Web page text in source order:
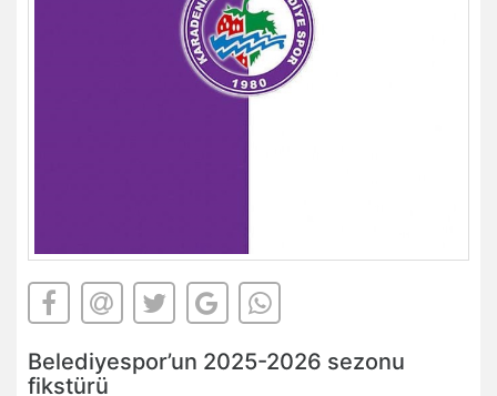
Belediyespor’un 2025-2026 sezonu
fikstürü